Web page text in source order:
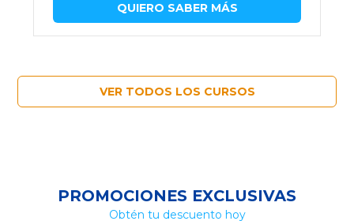
QUIERO SABER MÁS
VER TODOS LOS CURSOS
PROMOCIONES EXCLUSIVAS
Obtén tu descuento hoy